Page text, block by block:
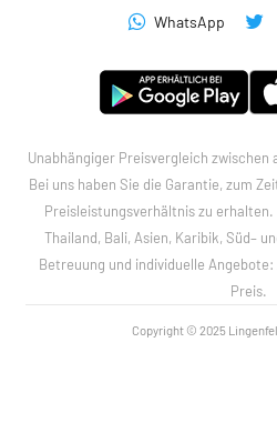
WhatsApp
Unabhängiger Preisvergleich
Bei uns haben Sie die Garantie, zum
Preisleistungsverhältnis zu
Thailand, Bali, Asien, Karibik, Süd–
Betreuung und individuelle
Preis.
Copyright © 2025